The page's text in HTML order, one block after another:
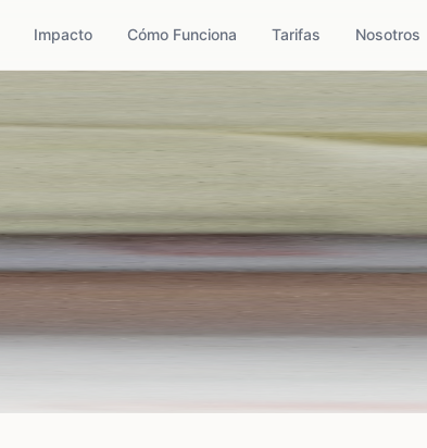
Impacto Cómo Funciona Tarifas Nosotros